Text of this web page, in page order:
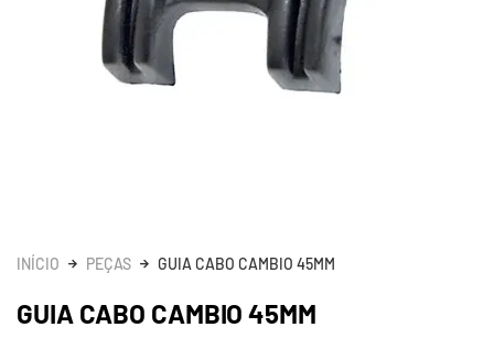
INÍCIO PEÇAS GUIA CABO CAMBIO 45MM
GUIA CABO CAMBIO 45MM